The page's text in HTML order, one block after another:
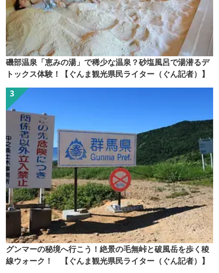
磯部温泉「恵みの湯」で稀少な温泉？砂塩風呂で湯潜るデ
トックス体験！【ぐんま観光県民ライター（ぐん記者）】
グンマーの秘境へ行こう！絶景の毛無峠と破風岳を歩く稜
線ウォーク！ 【ぐんま観光県民ライター（ぐん記者）】